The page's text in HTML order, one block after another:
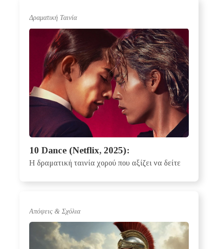
Δραματική Ταινία
10 Dance (Netflix, 2025):
Η δραματική ταινία χορού που αξίζει να δείτε
Απόψεις & Σχόλια